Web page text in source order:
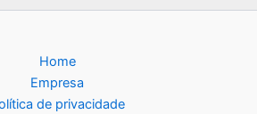
Home
Empresa
de privacidade